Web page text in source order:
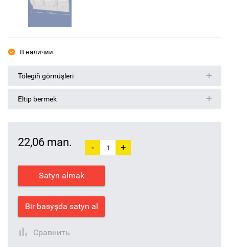
В наличии
Tölegiň görnüşleri
Eltip bermek
22,06 man. - +
Satyn almak
Bir basyşda satyn al
Сравнить